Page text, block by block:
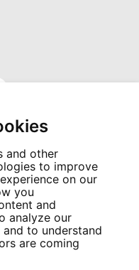
and other
to improve
on our
you
and
analyze our
to understand
are coming
notices
and Promotion Office